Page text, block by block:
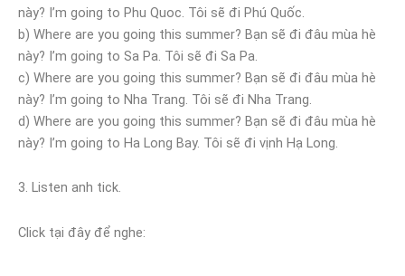
này? I’m going to Phu Quoc. Tôi sẽ đi Phú Quốc.
b) Where are you going this summer? Bạn sẽ đi đâu mùa hè
này? I’m going to Sa Pa. Tôi sẽ đi Sa Pa.
c) Where are you going this summer? Bạn sẽ đi đâu mùa hè
này? I’m going to Nha Trang. Tôi sẽ đi Nha Trang.
d) Where are you going this summer? Bạn sẽ đi đâu mùa hè
này? I’m going to Ha Long Bay. Tôi sẽ đi vịnh Hạ Long.
3. Listen anh tick.
Click tại đây để nghe: